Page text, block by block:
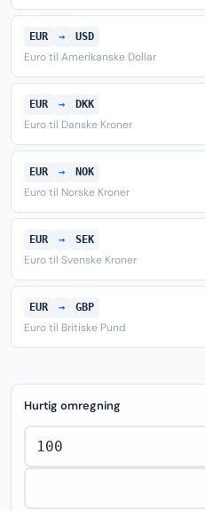
EUR → USD
Euro til Amerikanske Dollar
EUR → DKK
Euro til Danske Kroner
EUR → NOK
Euro til Norske Kroner
EUR → SEK
Euro til Svenske Kroner
EUR → GBP
Euro til Britiske Pund
Hurtig omregning